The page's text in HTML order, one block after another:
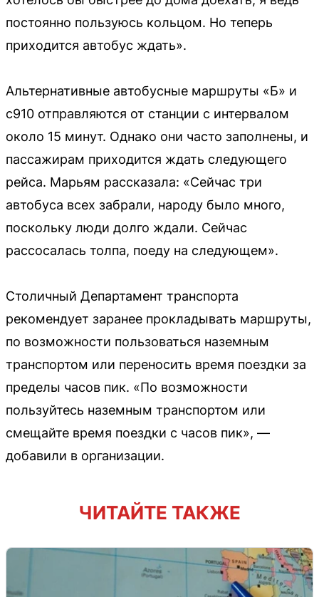
постоянно пользуюсь кольцом. Но теперь
приходится автобус ждать».
Альтернативные автобусные маршруты «Б» и
с910 отправляются от станции с интервалом
около 15 минут. Однако они часто заполнены, и
пассажирам приходится ждать следующего
рейса. Марьям рассказала: «Сейчас три
автобуса всех забрали, народу было много,
поскольку люди долго ждали. Сейчас
рассосалась толпа, поеду на следующем».
Столичный Департамент транспорта
рекомендует заранее прокладывать маршруты,
по возможности пользоваться наземным
транспортом или переносить время поездки за
пределы часов пик. «По возможности
пользуйтесь наземным транспортом или
смещайте время поездки с часов пик», —
добавили в организации.
ЧИТАЙТЕ ТАКЖЕ